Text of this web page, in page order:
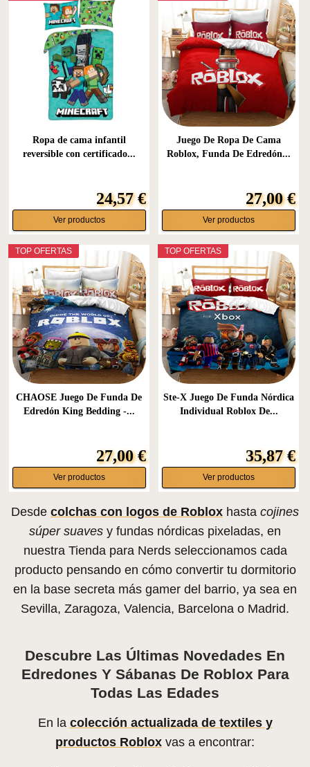
Ropa de cama infantil
reversible con certificado...
24,57 €
Ver productos
Juego De Ropa De Cama
Roblox, Funda De Edredón...
27,00 €
Ver productos
TOP OFERTAS
CHAOSE Juego De Funda De
Edredón King Bedding -...
27,00 €
Ver productos
TOP OFERTAS
Ste-X Juego De Funda Nórdica
Individual Roblox De...
35,87 €
Ver productos
Desde colchas con logos de Roblox hasta cojines
súper suaves y fundas nórdicas pixeladas, en
nuestra Tienda para Nerds seleccionamos cada
producto pensando en cómo convertir tu dormitorio
en la base secreta más gamer del barrio, ya sea en
Sevilla, Zaragoza, Valencia, Barcelona o Madrid.
Descubre Las Últimas Novedades En
Edredones Y Sábanas De Roblox Para
Todas Las Edades
En la colección actualizada de textiles y
productos Roblox vas a encontrar: